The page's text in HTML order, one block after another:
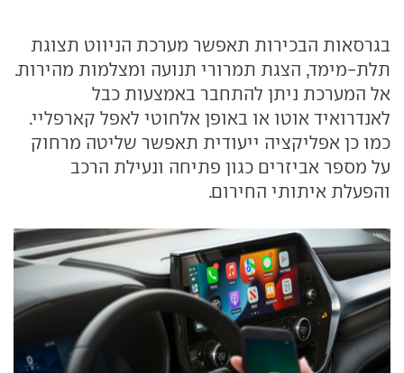
בגרסאות הבכירות תאפשר מערכת הניווט תצוגת
תלת-מימד, הצגת תמרורי תנועה ומצלמות מהירות.
אל המערכת ניתן להתחבר באמצעות כבל
לאנדרואיד אוטו או באופן אלחוטי לאפל קארפליי.
כמו כן אפליקציה ייעודית תאפשר שליטה מרחוק
על מספר אביזרים כגון פתיחה ונעילת הרכב
והפעלת איתותי החירום.